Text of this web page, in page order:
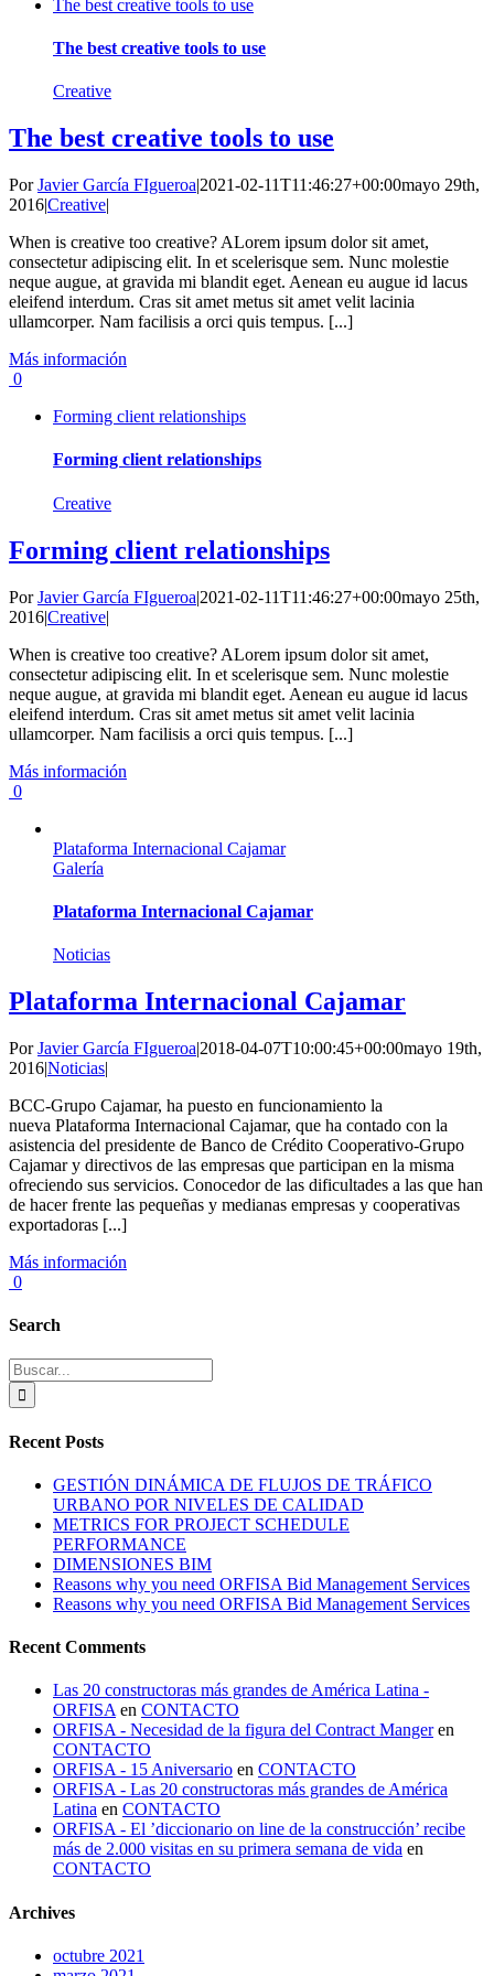
The best creative tools to use
The best creative tools to use
Creative
The best creative tools to use
PorJavier García FIgueroa|2021-02-11T11:46:27+00:00mayo 29th,
2016|Creative|
When is creative too creative? ALorem ipsum dolor sit amet,
consectetur adipiscing elit. In et scelerisque sem. Nunc molestie
neque augue, at gravida mi blandit eget. Aenean eu augue id lacus
eleifend interdum. Cras sit amet metus sit amet velit lacinia
ullamcorper. Nam facilisis a orci quis tempus. [...]
Más información
0
Forming client relationships
Forming client relationships
Creative
Forming client relationships
PorJavier García FIgueroa|2021-02-11T11:46:27+00:00mayo 25th,
2016|Creative|
When is creative too creative? ALorem ipsum dolor sit amet,
consectetur adipiscing elit. In et scelerisque sem. Nunc molestie
neque augue, at gravida mi blandit eget. Aenean eu augue id lacus
eleifend interdum. Cras sit amet metus sit amet velit lacinia
ullamcorper. Nam facilisis a orci quis tempus. [...]
Más información
0
Plataforma Internacional Cajamar
Galería
Plataforma Internacional Cajamar
Noticias
Plataforma Internacional Cajamar
PorJavier García FIgueroa|2018-04-07T10:00:45+00:00mayo 19th,
2016|Noticias|
BCC-Grupo Cajamar, ha puesto en funcionamiento la
nueva Plataforma Internacional Cajamar, que ha contado con la
asistencia del presidente de Banco de Crédito Cooperativo-Grupo
Cajamar y directivos de las empresas que participan en la misma
ofreciendo sus servicios. Conocedor de las dificultades a las que han
de hacer frente las pequeñas y medianas empresas y cooperativas
exportadoras [...]
Más información
0
Search
Buscar:
Recent Posts
GESTIÓN DINÁMICA DE FLUJOS DE TRÁFICO
URBANO POR NIVELES DE CALIDAD
METRICS FOR PROJECT SCHEDULE
PERFORMANCE
DIMENSIONES BIM
Reasons why you need ORFISA Bid Management Services
Reasons why you need ORFISA Bid Management Services
Recent Comments
Las 20 constructoras más grandes de América Latina -
ORFISAen CONTACTO
ORFISA - Necesidad de la figura del Contract Mangeren
CONTACTO
ORFISA - 15 Aniversario en CONTACTO
ORFISA - Las 20 constructoras más grandes de América
Latina en CONTACTO
ORFISA - El ’diccionario on line de la construcción’ recibe
más de 2.000 visitas en su primera semana de vida en
CONTACTO
Archives
octubre 2021